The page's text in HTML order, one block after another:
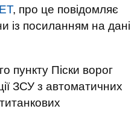
, про це повідомляє
із посиланням на дані
пункту Піски ворог
ЗСУ з автоматичних